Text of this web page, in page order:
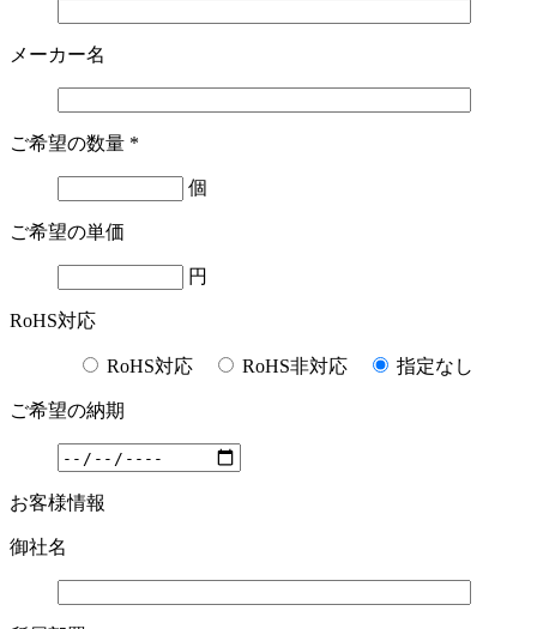
メーカー名
ご希望の数量 *
個
ご希望の単価
円
RoHS対応
RoHS対応 RoHS非対応 指定なし
ご希望の納期
お客様情報
御社名